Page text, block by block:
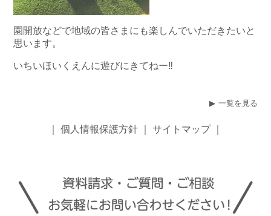
園開放などで地域の皆さまにも楽しんでいただきたいと
思います。
いちいほいくえんに遊びにきてねー‼
一覧を見る
個人情報保護方針 サイトマップ｜